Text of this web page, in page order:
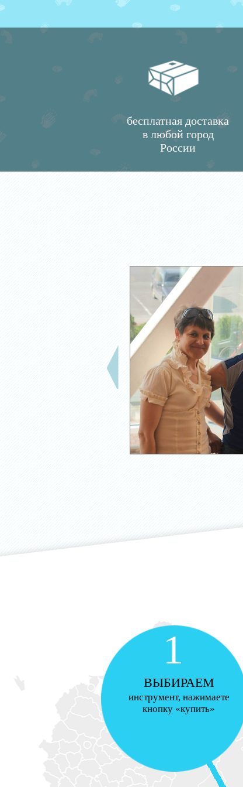
бесплатная доставка
в любой город
России
1
ВЫБИРАЕМ
инструмент, нажимаете
кнопку «купить»